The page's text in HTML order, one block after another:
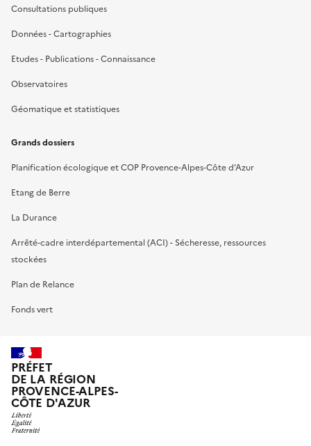
Consultations publiques
Données - Cartographies
Etudes - Publications - Connaissance
Observatoires
Géomatique et statistiques
Grands dossiers
Planification écologique et COP Provence-Alpes-Côte d’Azur
Etang de Berre
La Durance
Arrêté-cadre interdépartemental (ACI) - Sécheresse, ressources
stockées
Plan de Relance
Fonds vert
PRÉFET
DE LA RÉGION
PROVENCE-ALPES-
CÔTE D'AZUR